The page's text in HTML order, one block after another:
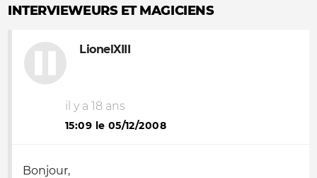
INTERVIEWEURS ET MAGICIENS
LionelXIII
il y a 18 ans
15:09 le 05/12/2008
Bonjour,